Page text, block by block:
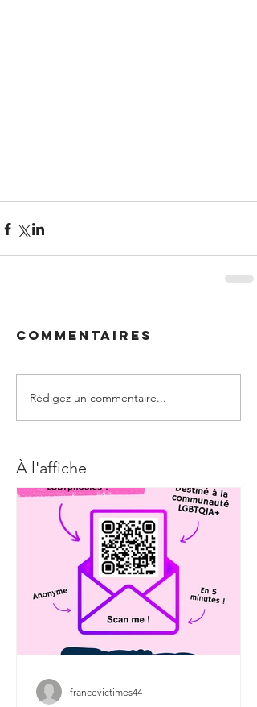
Commentaires
Rédigez un commentaire...
À l'affiche
francevictimes44